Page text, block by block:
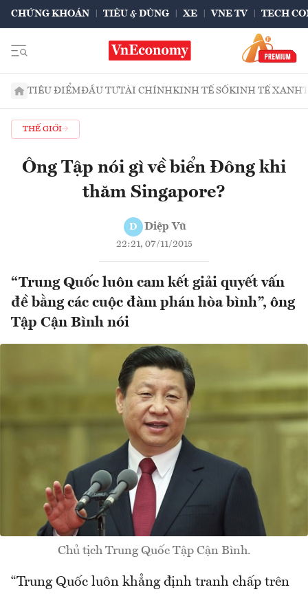
CHỨNG KHOÁN TIÊU & DÙNG XE VNE TV TECH
TIÊU ĐIỂMĐẦU TƯTÀI CHÍNHKINH TẾ SỐKINH TẾ XANH
THẾ GIỚI
Ông Tập nói gì về biển Đông khi
thăm Singapore?
D Diệp Vũ
22:21, 07/11/2015
“Trung Quốc luôn cam kết giải quyết vấn
đề bằng các cuộc đàm phán hòa bình”, ông
Tập Cận Bình nói
Chủ tịch Trung Quốc Tập Cận Bình.
“Trung Quốc luôn khẳng định tranh chấp trên